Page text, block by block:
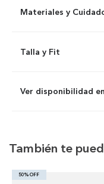
Materiales y
Talla y Fit
Ver disponibilidad
También te
50% OFF